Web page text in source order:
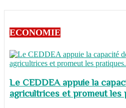
ECONOMIE
Le CEDDEA appuie la
agricultrices et promeut les